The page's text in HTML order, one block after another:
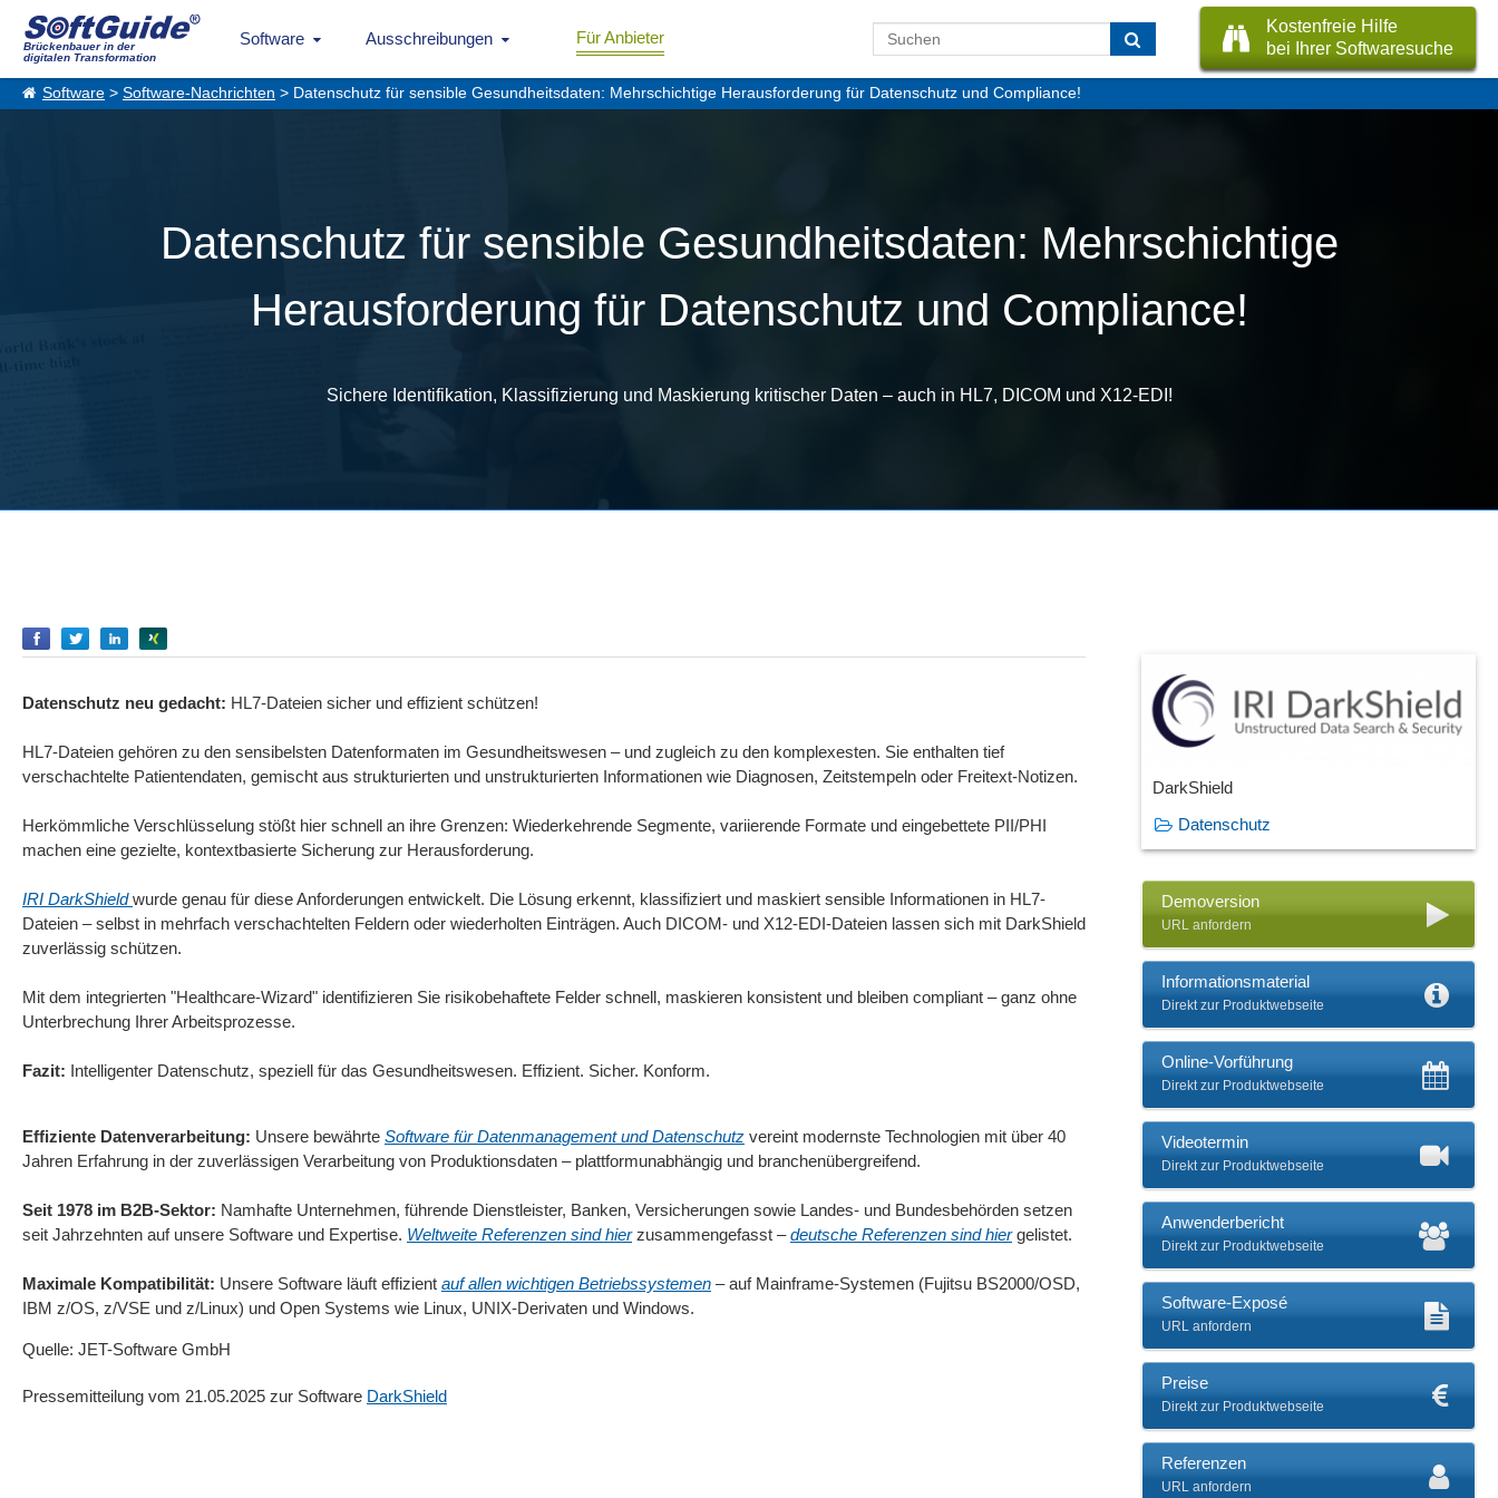
Brückenbauer in der
digitalen Transformation
Software Ausschreibungen Für Anbieter
Kostenfreie Hilfe
bei Ihrer Softwaresuche
Software > Software-Nachrichten > Datenschutz für sensible Gesundheitsdaten: Mehrschichtige Herausforderung für Datenschutz und Compliance!
Datenschutz für sensible Gesundheitsdaten: Mehrschichtige
Herausforderung für Datenschutz und Compliance!
Sichere Identifikation, Klassifizierung und Maskierung kritischer Daten – auch in HL7, DICOM und X12-EDI!
EmpfehlenEmpfehlenEmpfehlen
Datenschutz neu gedacht: HL7-Dateien sicher und effizient schützen!
HL7-Dateien gehören zu den sensibelsten Datenformaten im Gesundheitswesen – und zugleich zu den komplexesten. Sie enthalten tief
verschachtelte Patientendaten, gemischt aus strukturierten und unstrukturierten Informationen wie Diagnosen, Zeitstempeln oder Freitext-Notizen.
Herkömmliche Verschlüsselung stößt hier schnell an ihre Grenzen: Wiederkehrende Segmente, variierende Formate und eingebettete PII/PHI
machen eine gezielte, kontextbasierte Sicherung zur Herausforderung.
IRI DarkShieldwurde genau für diese Anforderungen entwickelt. Die Lösung erkennt, klassifiziert und maskiert sensible Informationen in HL7-
Dateien – selbst in mehrfach verschachtelten Feldern oder wiederholten Einträgen. Auch DICOM- und X12-EDI-Dateien lassen sich mit DarkShield
zuverlässig schützen.
Mit dem integrierten "Healthcare-Wizard" identifizieren Sie risikobehaftete Felder schnell, maskieren konsistent und bleiben compliant – ganz ohne
Unterbrechung Ihrer Arbeitsprozesse.
Fazit: Intelligenter Datenschutz, speziell für das Gesundheitswesen. Effizient. Sicher. Konform.
Effiziente Datenverarbeitung: Unsere bewährte Software für Datenmanagement und Datenschutz vereint modernste Technologien mit über 40
Jahren Erfahrung in der zuverlässigen Verarbeitung von Produktionsdaten – plattformunabhängig und branchenübergreifend.
Seit 1978 im B2B-Sektor: Namhafte Unternehmen, führende Dienstleister, Banken, Versicherungen sowie Landes- und Bundesbehörden setzen
seit Jahrzehnten auf unsere Software und Expertise. Weltweite Referenzen sind hierzusammengefasst –deutsche Referenzen sind hiergelistet.
Maximale Kompatibilität: Unsere Software läuft effizient auf allen wichtigen Betriebssystemen – auf Mainframe-Systemen (Fujitsu BS2000/OSD,
IBM z/OS, z/VSE und z/Linux) und Open Systems wie Linux, UNIX-Derivaten und Windows.
Quelle: JET-Software GmbH
Pressemitteilung vom 21.05.2025 zur Software DarkShield
DarkShield
Datenschutz
Demoversion
URL anfordern
Informationsmaterial
Direkt zur Produktwebseite
Online-Vorführung
Direkt zur Produktwebseite
Videotermin
Direkt zur Produktwebseite
Anwenderbericht
Direkt zur Produktwebseite
Software-Exposé
URL anfordern
Preise
Direkt zur Produktwebseite
Referenzen
URL anfordern